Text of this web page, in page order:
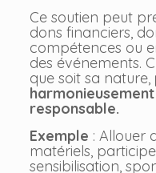
Ce soutien peut
dons financiers,
compétences ou
des événements.
que soit sa nature,
responsable.
Exemple : Allouer
matériels,
sensibilisation,